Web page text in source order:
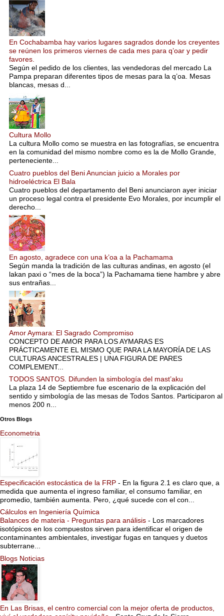
En Cochabamba hay varios lugares sagrados donde los creyentes
se reúnen los primeros viernes de cada mes para q’oar y pedir
favores.
Según el pedido de los clientes, las vendedoras del mercado La
Pampa preparan diferentes tipos de mesas para la q’oa. Mesas
blancas, mesas d...
Cultura Mollo
La cultura Mollo como se muestra en las fotografías, se encuentra
en la comunidad del mismo nombre como es la de Mollo Grande,
perteneciente...
Cuatro pueblos del Beni Anuncian juicio a Morales por
hidroeléctrica El Bala
Cuatro pueblos del departamento del Beni anunciaron ayer iniciar
un proceso legal contra el presidente Evo Morales, por incumplir el
derecho...
En agosto, agradece con una k’oa a la Pachamama
Según manda la tradición de las culturas andinas, en agosto (el
lakan paxi o “mes de la boca”) la Pachamama tiene hambre y abre
sus entrañas...
Amor Aymara: El Sagrado Compromiso
CONCEPTO DE AMOR PARA LOS AYMARAS ES
PRÁCTICAMENTE EL MISMO QUE PARA LA MAYORÍA DE LAS
CULTURAS ANCESTRALES | UNA FIGURA DE PARES
COMPLEMENT...
TODOS SANTOS. Difunden la simbología del mast’aku
La plaza 14 de Septiembre fue escenario de la explicación del
sentido y simbología de las mesas de Todos Santos. Participaron al
menos 200 n...
Otros Blogs
Econometria
Especificación estocástica de la FRP - En la figura 2.1 es claro que, a
medida que aumenta el ingreso familiar, el consumo familiar, en
promedio, también aumenta. Pero, ¿qué sucede con el con...
Cálculos en Ingeniería Química
Balances de materia - Preguntas para análisis - Los marcadores
isotópicos en los compuestos sirven para identificar el origen de
contaminantes ambientales, investigar fugas en tanques y duetos
subterrane...
Blogs Noticias
En Las Brisas, el centro comercial con la mejor oferta de productos,